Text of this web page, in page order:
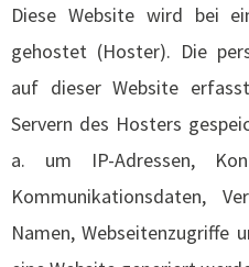
Diese Website wird bei
gehostet (Hoster). Die
auf dieser Website
Servern des Hosters
a. um IP-Adressen,
Kommunikationsdaten,
Namen, Webseitenzugriffe